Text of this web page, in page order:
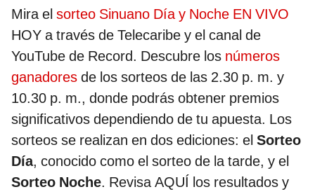
Mira el sorteo Sinuano Día y Noche EN VIVO
HOY a través de Telecaribe y el canal de
YouTube de Record. Descubre los números
ganadores de los sorteos de las 2.30 p. m. y
10.30 p. m., donde podrás obtener premios
significativos dependiendo de tu apuesta. Los
sorteos se realizan en dos ediciones: el Sorteo
Día, conocido como el sorteo de la tarde, y el
Sorteo Noche. Revisa AQUÍ los resultados y